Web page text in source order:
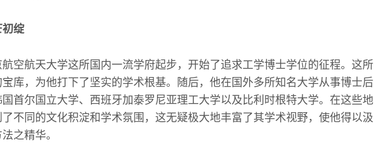
初绽
航空航天大学这所国内一流学府起步，开始了追求工学博士学位的征程。这所
库，为他打下了坚实的学术根基。随后，他在国外多所知名大学从事博士后
首尔国立大学、西班牙加泰罗尼亚理工大学以及比利时根特大学。在这些地
不同的文化积淀和学术氛围，这无疑极大地丰富了其学术视野，使他得以汲
之精华。